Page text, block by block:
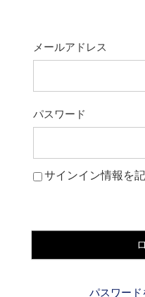
メールアドレス
パスワード
サインイン情報を
パスワー